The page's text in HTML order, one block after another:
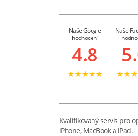
Naše Google
hodnocení
4.8
Naše
Kvalifikovaný servis pro
iPhone, MacBook a iPad.